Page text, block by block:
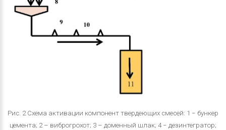
Рис. 2 Схема активации компонент твердеющих смесей: 1 − бункер
цемента; 2 – виброгрохот; 3 – доменный шлак; 4 − дезинтегратор;